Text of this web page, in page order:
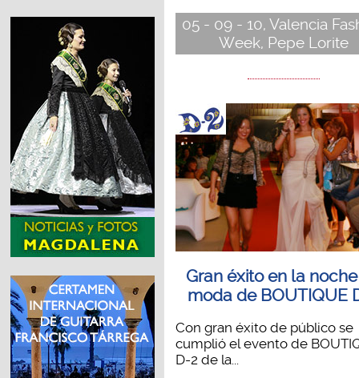
05 - 09 - 10, Valencia
Week, Pepe Lorite
Gran éxito en la
moda de BOUTIQUE
Con gran éxito de público se
cumplió el evento de
D-2 de la...